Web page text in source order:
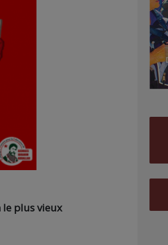
plus vieux